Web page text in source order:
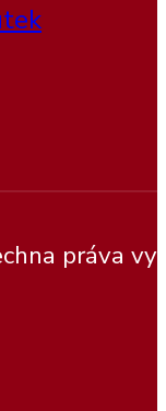
práva